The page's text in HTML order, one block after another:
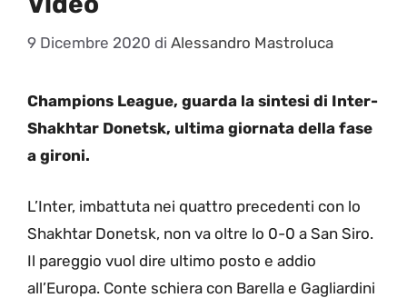
9 Dicembre 2020 di Alessandro Mastroluca
Champions League, guarda la sintesi di Inter-
Shakhtar Donetsk, ultima giornata della fase
a gironi.
L’Inter, imbattuta nei quattro precedenti con lo
Shakhtar Donetsk, non va oltre lo 0-0 a San Siro.
Il pareggio vuol dire ultimo posto e addio
all’Europa. Conte schiera con Barella e Gagliardini